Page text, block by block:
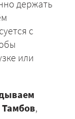
держать
с
или
,